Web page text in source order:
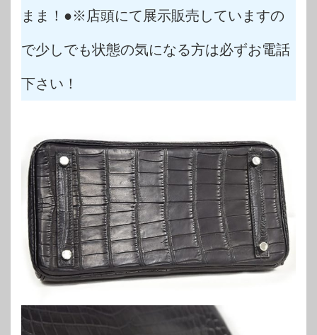
まま！●※店頭にて展示販売していますの
で少しでも状態の気になる方は必ずお電話
下さい！